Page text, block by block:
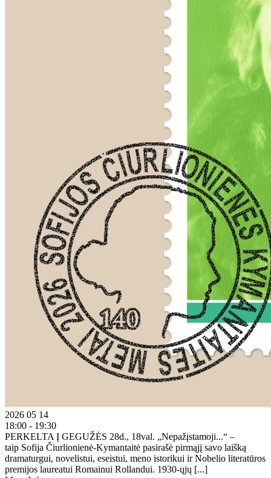
2026 05 14
18:00 - 19:30
PERKELTA Į GEGUŽĖS 28d., 18val. „Nepažįstamoji...“ –
taip Sofija Čiurlionienė-Kymantaitė pasirašė pirmąjį savo laišką
dramaturgui, novelistui, eseistui, meno istorikui ir Nobelio literatūros
premijos laureatui Romainui Rollandui. 1930-ųjų [...]